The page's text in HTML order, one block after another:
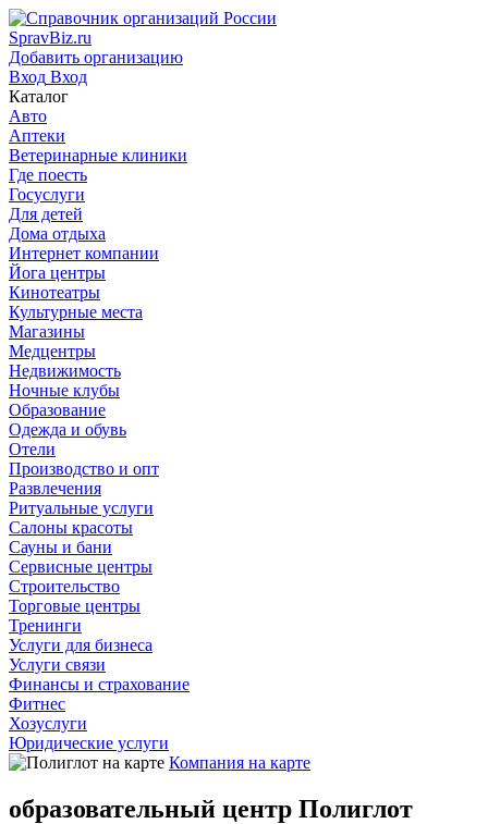
SpravBiz.ru
Добавить организацию
Вход Вход
Каталог
Авто
Аптеки
Ветеринарные клиники
Где поесть
Госуслуги
Для детей
Дома отдыха
Интернет компании
Йога центры
Кинотеатры
Культурные места
Магазины
Медцентры
Недвижимость
Ночные клубы
Образование
Одежда и обувь
Отели
Производство и опт
Развлечения
Ритуальные услуги
Салоны красоты
Сауны и бани
Сервисные центры
Строительство
Торговые центры
Тренинги
Услуги для бизнеса
Услуги связи
Финансы и страхование
Фитнес
Хозуслуги
Юридические услуги
Компания на карте
образовательный центр Полиглот